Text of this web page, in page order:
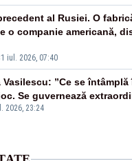
iul. 2026, 07:40
al Rusiei. O
o companie americană,
2026, 23:24
Vasilescu: ”Ce se
Se guvernează